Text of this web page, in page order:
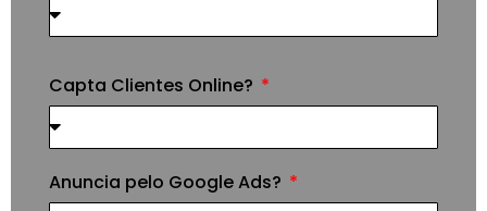
Capta Clientes Online?
Anuncia pelo Google Ads?